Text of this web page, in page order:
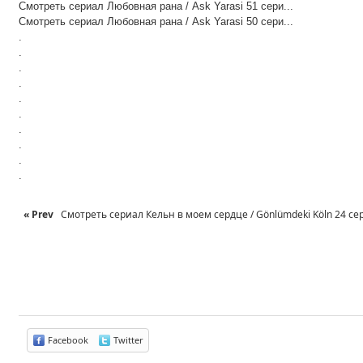
Смотреть сериал Любовная рана / Ask Yarasi 51 сери...
Смотреть сериал Любовная рана / Ask Yarasi 50 сери...
.
.
.
.
.
.
.
.
.
.
« Prev Смотреть сериал Кельн в моем сердце / Gönlümdeki Köln 24
Facebook Twitter